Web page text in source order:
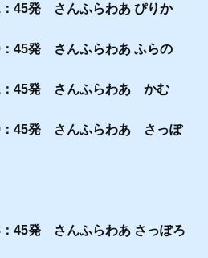
45発 さんふらわあ ぴりか
45発 さんふらわあ ふらの
45発 さんふらわあ かむ
45発 さんふらわあ さっぽ
45発 さんふらわあ さっぽろ